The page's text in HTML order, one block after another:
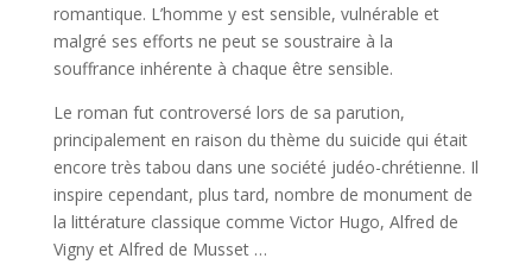
romantique. L’homme y est sensible, vulnérable et
malgré ses efforts ne peut se soustraire à la
souffrance inhérente à chaque être sensible.
Le roman fut controversé lors de sa parution,
principalement en raison du thème du suicide qui était
encore très tabou dans une société judéo-chrétienne. Il
inspire cependant, plus tard, nombre de monument de
la littérature classique comme Victor Hugo, Alfred de
Vigny et Alfred de Musset …